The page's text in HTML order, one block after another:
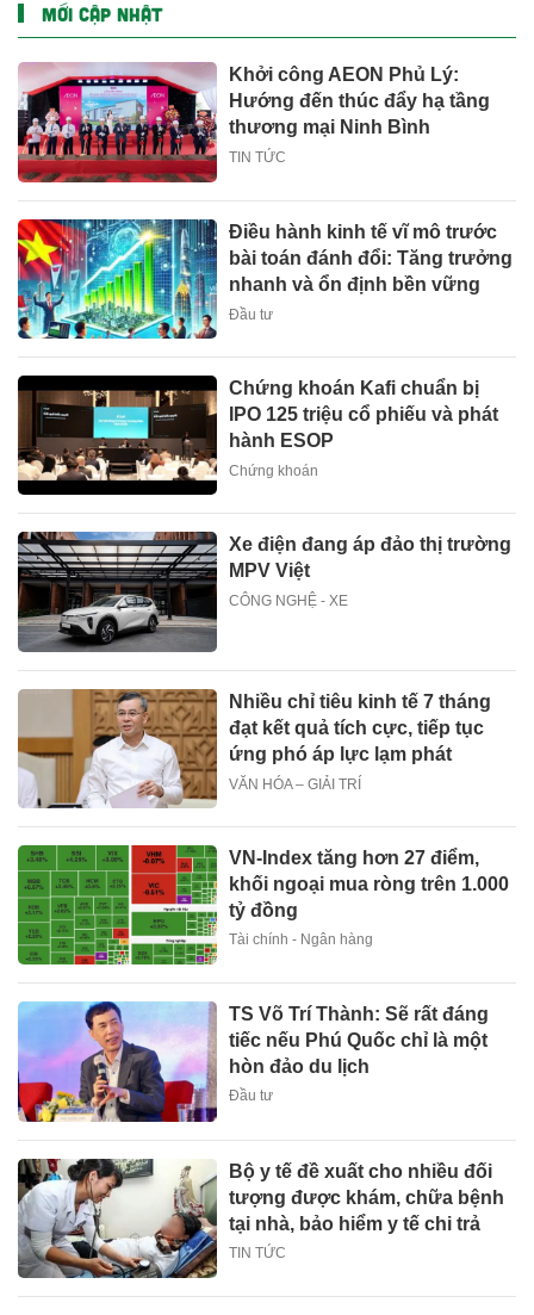
MỚI CẬP NHẬT
Khởi công AEON Phủ Lý:
Hướng đến thúc đẩy hạ tầng
thương mại Ninh Bình
TIN TỨC
Điều hành kinh tế vĩ mô trước
bài toán đánh đổi: Tăng trưởng
nhanh và ổn định bền vững
Đầu tư
Chứng khoán Kafi chuẩn bị
IPO 125 triệu cổ phiếu và phát
hành ESOP
Chứng khoán
Xe điện đang áp đảo thị trường
MPV Việt
CÔNG NGHỆ - XE
Nhiều chỉ tiêu kinh tế 7 tháng
đạt kết quả tích cực, tiếp tục
ứng phó áp lực lạm phát
VĂN HÓA – GIẢI TRÍ
VN-Index tăng hơn 27 điểm,
khối ngoại mua ròng trên 1.000
tỷ đồng
Tài chính - Ngân hàng
TS Võ Trí Thành: Sẽ rất đáng
tiếc nếu Phú Quốc chỉ là một
hòn đảo du lịch
Đầu tư
Bộ y tế đề xuất cho nhiều đối
tượng được khám, chữa bệnh
tại nhà, bảo hiểm y tế chi trả
TIN TỨC